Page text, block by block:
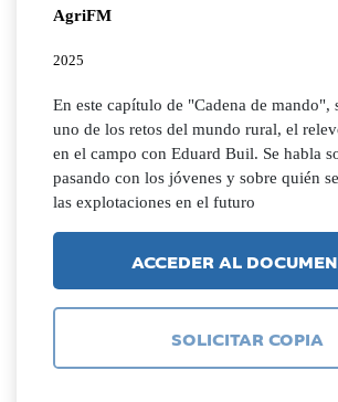
AgriFM
2025
En este capítulo de "Cadena de mando",
uno de los retos del mundo rural, el
en el campo con Eduard Buil. Se habla
pasando con los jóvenes y sobre quién
las explotaciones en el futuro
ACCEDER AL
SOLICITAR COPIA